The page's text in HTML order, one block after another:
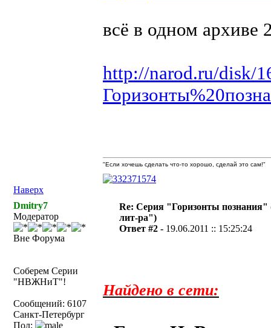
всё в одном архиве
http://narod.ru/disk/
Наверх
"Если хочешь сделать что-то хорошо, сделай это сам!"
Dmitry7
Модератор
Вне Форума
Соберем Серии
"НВЖНиТ"!
Сообщений: 6107
Санкт-Петербург
Пол:
Re: Серия "Горизонты познания"
лит-ра")
Ответ #2 - 19.06.2011 :: 15:25:24
Найдено в сети: